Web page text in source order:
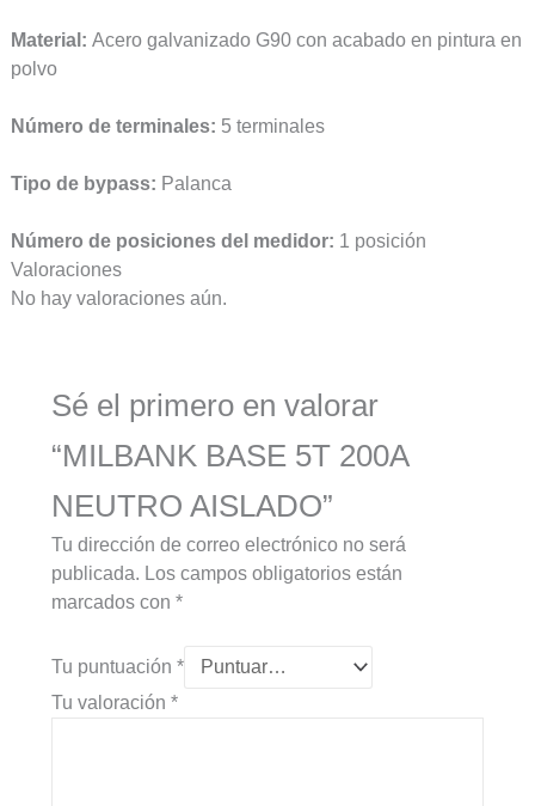
Material: Acero galvanizado G90 con acabado en pintura en
polvo
Número de terminales: 5 terminales
Tipo de bypass: Palanca
Número de posiciones del medidor: 1 posición
Valoraciones
No hay valoraciones aún.
Sé el primero en valorar
“MILBANK BASE 5T 200A
NEUTRO AISLADO”
Tu dirección de correo electrónico no será
publicada. Los campos obligatorios están
marcados con *
Tu puntuación *
Tu valoración *